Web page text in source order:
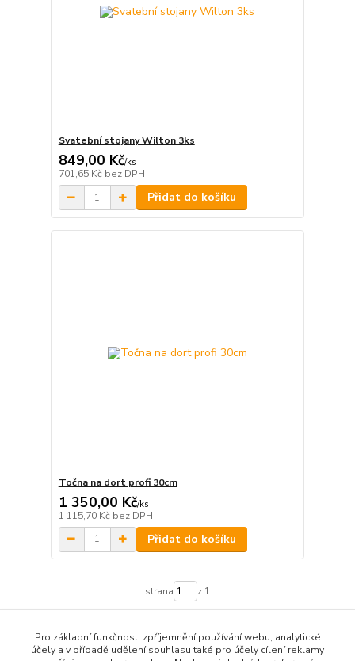
Svatební stojany Wilton 3ks
849,00 Kč/ks
701,65 Kč bez DPH
Přidat do košíku
Točna na dort profi 30cm
1 350,00 Kč/ks
1 115,70 Kč bez DPH
Přidat do košíku
strana z 1
Pro základní funkčnost, zpříjemnění používání webu, analytické
účely a v případě udělení souhlasu také pro účely cílení reklamy